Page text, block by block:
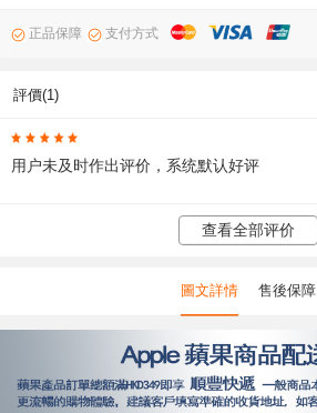
正品保障 支付方式
評價(1)
用户未及时作出评价，系统默认好评
查看全部评价
圖文詳情 售後保障